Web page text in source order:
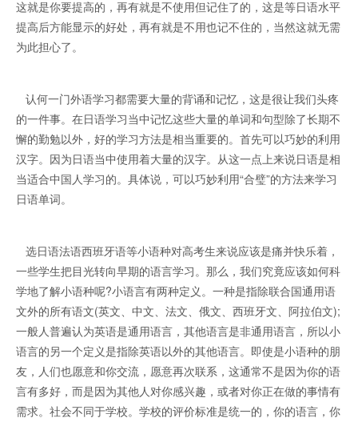
这就是你要提高的，再有就是不使用但记住了的，这是等日语水平
提高后方能显示的好处，再有就是不用也记不住的，当然这就无需
为此担心了。
认何一门外语学习都需要大量的背诵和记忆，这是很让我们头疼
的一件事。在日语学习当中记忆这些大量的单词和句型除了长期不
懈的勤勉以外，好的学习方法是相当重要的。首先可以巧妙的利用
汉字。因为日语当中使用着大量的汉字。从这一点上来说日语是相
当适合中国人学习的。具体说，可以巧妙利用“合璧”的方法来学习
日语单词。
选日语法语西班牙语等小语种对高考生来说应该是痛并快乐着，
一些学生把目光转向早期的语言学习。那么，我们究竟应该如何科
学地了解小语种呢?小语言有两种定义。一种是指除联合国通用语
文外的所有语文(英文、中文、法文、俄文、西班牙文、阿拉伯文);
一般人普遍认为英语是通用语言，其他语言是非通用语言，所以小
语言的另一个定义是指除英语以外的其他语言。即使是小语种的朋
友，人们也愿意和你交流，愿意再次联系，这通常不是因为你的语
言有多好，而是因为其他人对你感兴趣，或者对你正在做的事情有
需求。社会不同于学校。学校的评价标准是统一的，你的语言，你